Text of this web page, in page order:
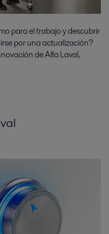
para el trabajo y descubrir
por una actualización?
de Alfa Laval,